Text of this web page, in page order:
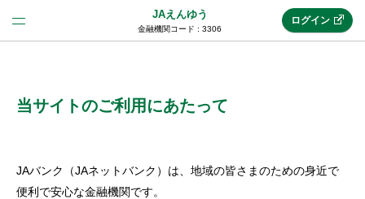
JAえんゆう
金融機関コード : 3306
(法人JAネットバンク)
ログイン
当サイトのご利用にあたって
JAバンク（JAネットバンク）は、地域の皆さまのための身近で
便利で安心な金融機関です。